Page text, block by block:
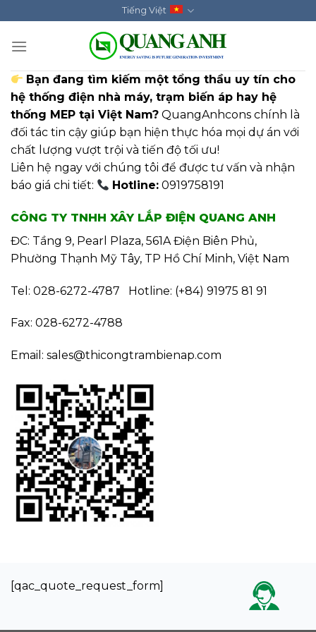
to
content
Tiếng Việt
Bạn đang tìm kiếm một tổng thầu uy tín cho
hệ thống điện nhà máy, trạm biến áp hay hệ
thống MEP tại Việt Nam? QuangAnhcons chính là
đối tác tin cậy giúp bạn hiện thực hóa mọi dự án với
chất lượng vượt trội và tiến độ tối ưu!
Liên hệ ngay với chúng tôi để được tư vấn và nhận
báo giá chi tiết:
Hotline: 0919758191
CÔNG TY TNHH XÂY LẮP ĐIỆN QUANG ANH
ĐC: Tầng 9, Pearl Plaza, 561A Điện Biên Phủ,
Phường Thạnh Mỹ Tây, TP Hồ Chí Minh, Việt Nam
Tel: 028-6272-4787 Hotline: (+84) 91975 81 91
Fax: 028-6272-4788
Email: sales@thicongtrambienap.com
[qac_quote_request_form]